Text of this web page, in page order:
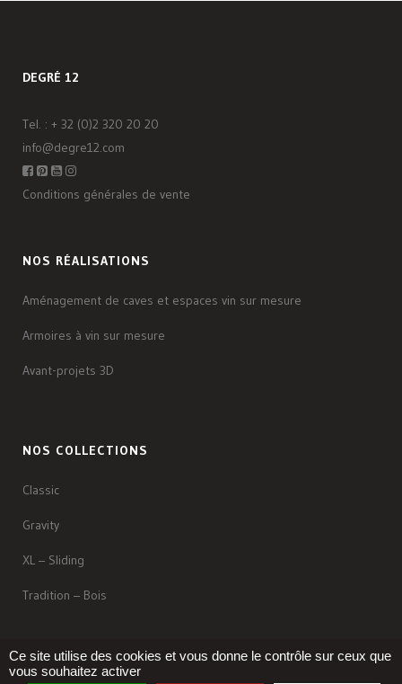
DEGRÉ 12
Tel. : + 32 (0)2 320 20 20
info@degre12.com
Conditions générales de vente
NOS RÉALISATIONS
Aménagement de caves et espaces vin sur mesure
Armoires à vin sur mesure
Avant-projets 3D
NOS COLLECTIONS
Classic
Gravity
XL – Sliding
Tradition – Bois
Ce site utilise des cookies et vous donne le contrôle sur ceux que
vous souhaitez activer